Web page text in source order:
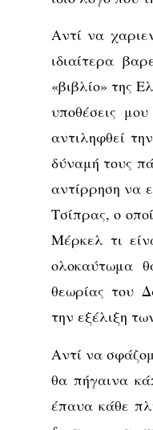
Αντί να
ιδιαίτερα
«βιβλίο» της
υποθέσεις
αντιληφθεί
δύναμή τους
αντίρρηση να
Τσίπρας, ο
Μέρκελ τι
ολοκαύτωμα
θεωρίας του
την εξέλιξη
Αντί να
θα πήγαινα
έπαυα κάθε